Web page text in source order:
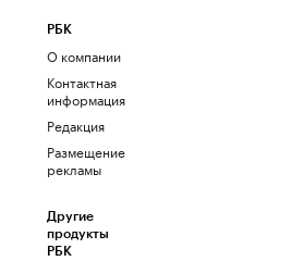
РБК
О компании
Контактная
информация
Редакция
Размещение
рекламы
Другие
продукты
РБК